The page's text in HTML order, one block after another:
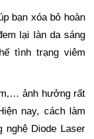
bạn xóa bỏ hoàn
lại làn da sáng
tình trạng viêm
ảnh hưởng rất
nay, cách làm
nghệ Diode Laser